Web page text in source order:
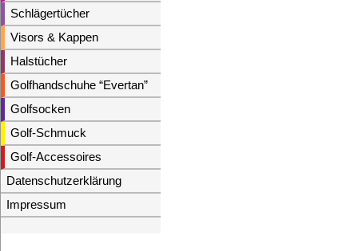
Schlägertücher
Visors & Kappen
Halstücher
Golfhandschuhe “Evertan”
Golfsocken
Golf-Schmuck
Golf-Accessoires
Datenschutzerklärung
Impressum